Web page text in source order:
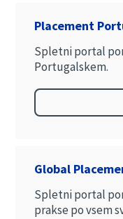
Placement
Spletni portal
Portugalskem.
Global
Spletni portal
prakse po vsem